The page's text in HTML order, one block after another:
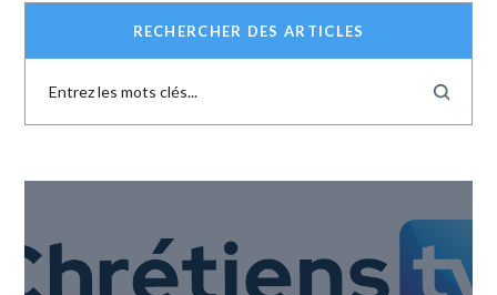
RECHERCHER DES ARTICLES